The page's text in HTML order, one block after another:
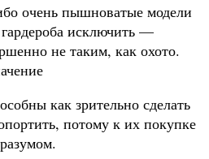
очень пышноватые модели
исключить —
не таким, как охото.
как зрительно сделать
потому к их покупке